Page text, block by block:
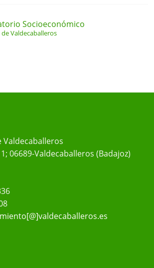
Socioeconómico
Valdecaballeros
06689-Valdecaballeros (Badajoz)